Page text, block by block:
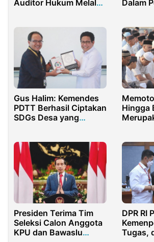
Auditor Hukum Melalui
Dalam
Gus Halim: Kemendes
PDTT Berhasil Ciptakan
SDGs Desa yang
Hingga
Presiden Terima Tim
Seleksi Calon Anggota
KPU dan Bawaslu
DPR RI
Tugas,